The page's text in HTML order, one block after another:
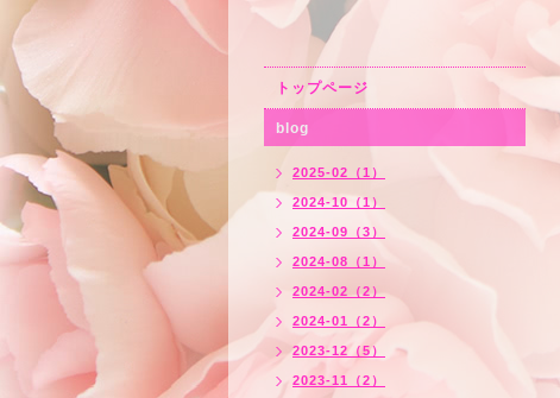
トップページ
blog
2025-02（1）
2024-10（1）
2024-09（3）
2024-08（1）
2024-02（2）
2024-01（2）
2023-12（5）
2023-11（2）